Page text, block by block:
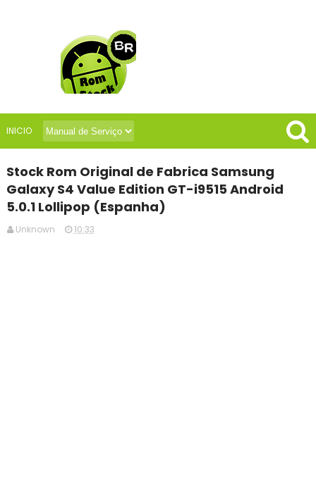
INICIO
Stock Rom Original de Fabrica Samsung
Galaxy S4 Value Edition GT-i9515 Android
5.0.1 Lollipop (Espanha)
Unknown 10:33